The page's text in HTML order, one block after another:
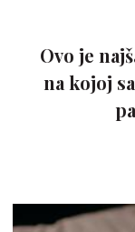
Ovo je
na kojoj